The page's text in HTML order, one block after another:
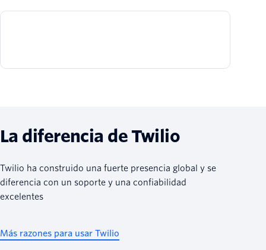
La diferencia de Twilio
Twilio ha construido una fuerte presencia global y se
diferencia con un soporte y una confiabilidad
excelentes
Más razones para usar Twilio